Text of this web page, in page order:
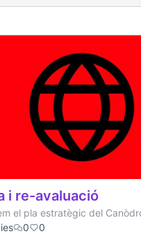
i re-avaluació
el pla estratègic del
0 0